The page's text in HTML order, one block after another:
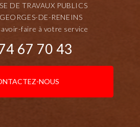
DE TRAVAUX PUBLICS
DE-RENEINS
faire à votre service
67 70 43
NOUS